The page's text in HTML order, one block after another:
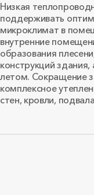
Низкая
поддерживать
микроклимат в
внутренние
образования
конструкций
летом. Сокращение
комплексное
стен, кровли,